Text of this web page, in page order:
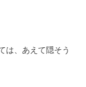
は、あえて隠そう